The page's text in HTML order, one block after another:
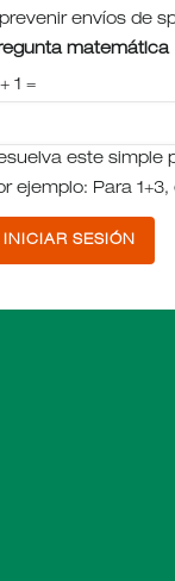
envíos de
matemática
1 =
este simple
ejemplo: Para 1+3,